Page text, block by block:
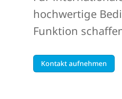
hochwertige
Funktion
Kontakt aufnehmen